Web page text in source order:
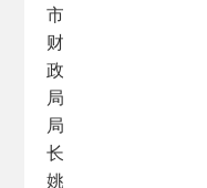
市
财
政
局
局
长
姚